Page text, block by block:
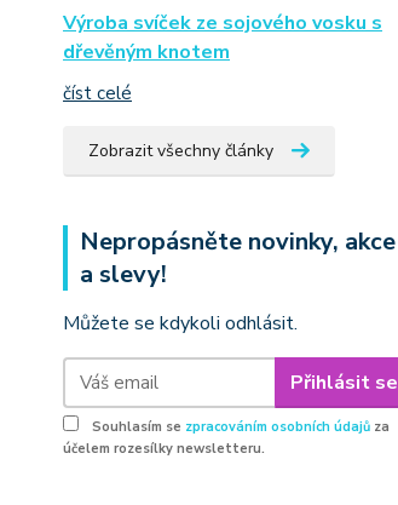
Výroba svíček ze sojového vosku s
dřevěným knotem
číst celé
Zobrazit všechny články
Nepropásněte novinky, akce
a slevy!
Můžete se kdykoli odhlásit.
Přihlásit se
Souhlasím se zpracováním osobních údajů za
účelem rozesílky newsletteru.